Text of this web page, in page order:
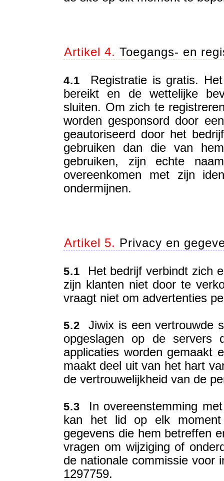
Artikel 4. Toegangs- en
4.1 Registratie is gratis.
bereikt en de wettelijke
sluiten. Om zich te
worden gesponsord door
geautoriseerd door het
gebruiken dan die van
gebruiken, zijn echte
overeenkomen met zijn
ondermijnen.
Artikel 5. Privacy en
5.1 Het bedrijf verbindt zich
zijn klanten niet door te
vraagt niet om advertenties
5.2 Jiwix is een vertrouwde
opgeslagen op de servers
applicaties worden gemaakt
maakt deel uit van het hart
de vertrouwelijkheid van de
5.3 In overeenstemming
kan het lid op elk moment
gegevens die hem betreffen
vragen om wijziging of
de nationale commissie voor
1297759.